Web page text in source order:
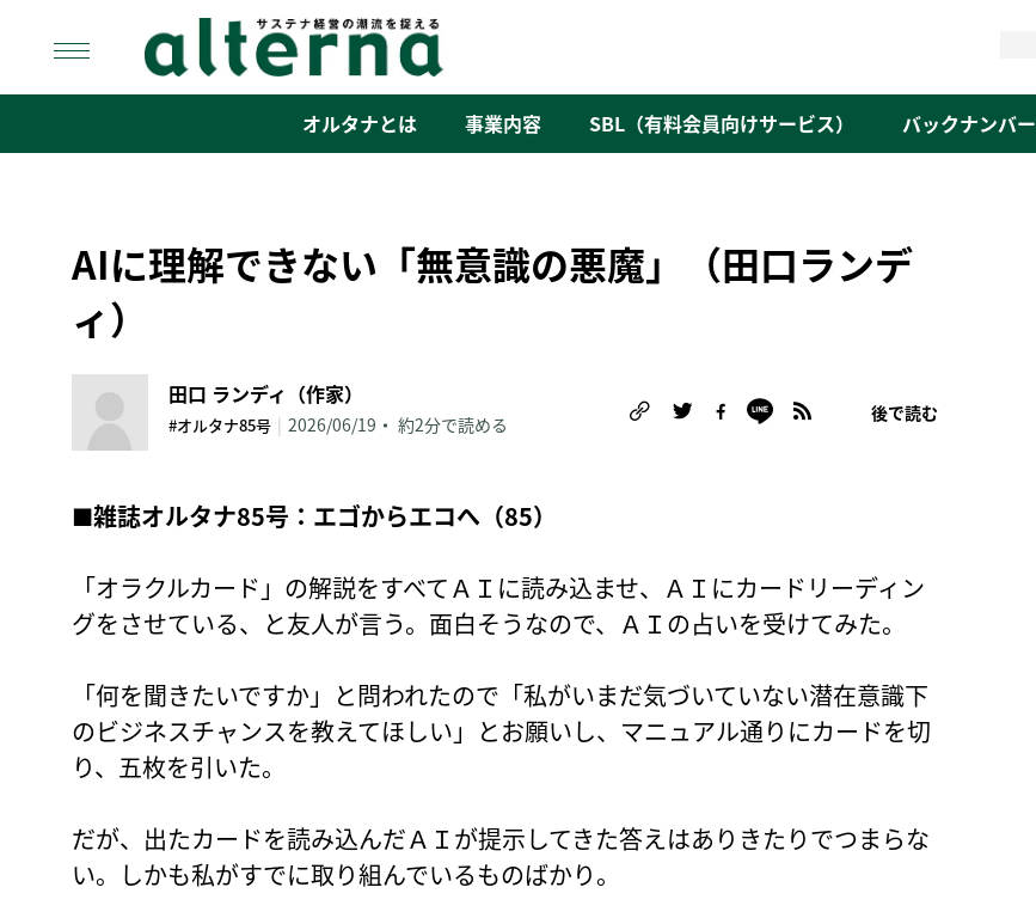
content
オルタナとは 事業内容 SBL（有料会員向けサービス） バックナンバー
AIに理解できない「無意識の悪魔」（田口ランデ
ィ）
田口 ランディ（作家）
#オルタナ85号 | 2026/06/19 約2分で読める
後で読む
■雑誌オルタナ85号：エゴからエコへ（85）
「オラクルカード」の解説をすべてＡＩに読み込ませ、ＡＩにカードリーディン
グをさせている、と友人が言う。面白そうなので、ＡＩの占いを受けてみた。
「何を聞きたいですか」と問われたので「私がいまだ気づいていない潜在意識下
のビジネスチャンスを教えてほしい」とお願いし、マニュアル通りにカードを切
り、五枚を引いた。
だが、出たカードを読み込んだＡＩが提示してきた答えはありきたりでつまらな
い。しかも私がすでに取り組んでいるものばかり。